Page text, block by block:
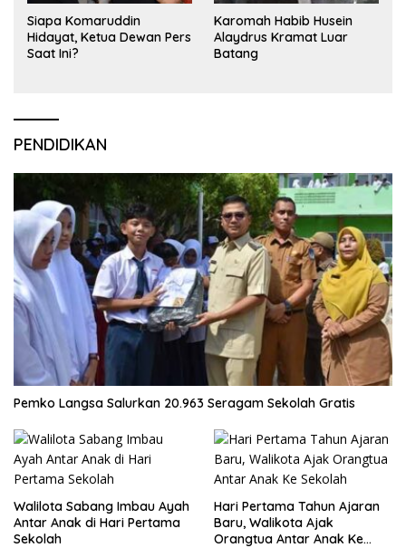
Siapa Komaruddin
Hidayat, Ketua Dewan Pers
Saat Ini?
Karomah Habib Husein
Alaydrus Kramat Luar
Batang
PENDIDIKAN
Pemko Langsa Salurkan 20.963 Seragam Sekolah Gratis
Walilota Sabang Imbau Ayah
Antar Anak di Hari Pertama
Sekolah
Hari Pertama Tahun Ajaran
Baru, Walikota Ajak
Orangtua Antar Anak Ke